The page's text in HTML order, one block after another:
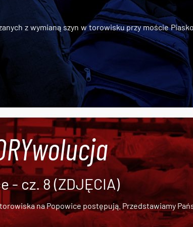
z wymianą szyn w torowisku przy moście
- cz. 8 (ZDJĘCIA)
na Popowice postępują. Przedstawiamy